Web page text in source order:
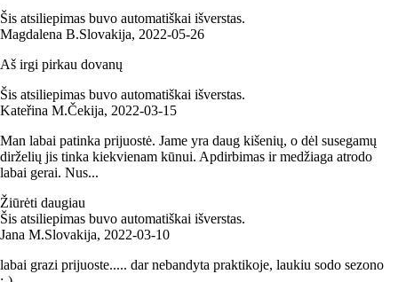
Šis atsiliepimas buvo automatiškai išverstas.
Magdalena B.Slovakija, 2022‑05‑26
Aš irgi pirkau dovanų
Šis atsiliepimas buvo automatiškai išverstas.
Kateřina M.Čekija, 2022‑03‑15
Man labai patinka prijuostė. Jame yra daug kišenių, o dėl susegamų
dirželių jis tinka kiekvienam kūnui. Apdirbimas ir medžiaga atrodo
labai gerai. Nus...
Žiūrėti daugiau
Šis atsiliepimas buvo automatiškai išverstas.
Jana M.Slovakija, 2022‑03‑10
labai grazi prijuoste..... dar nebandyta praktikoje, laukiu sodo sezono